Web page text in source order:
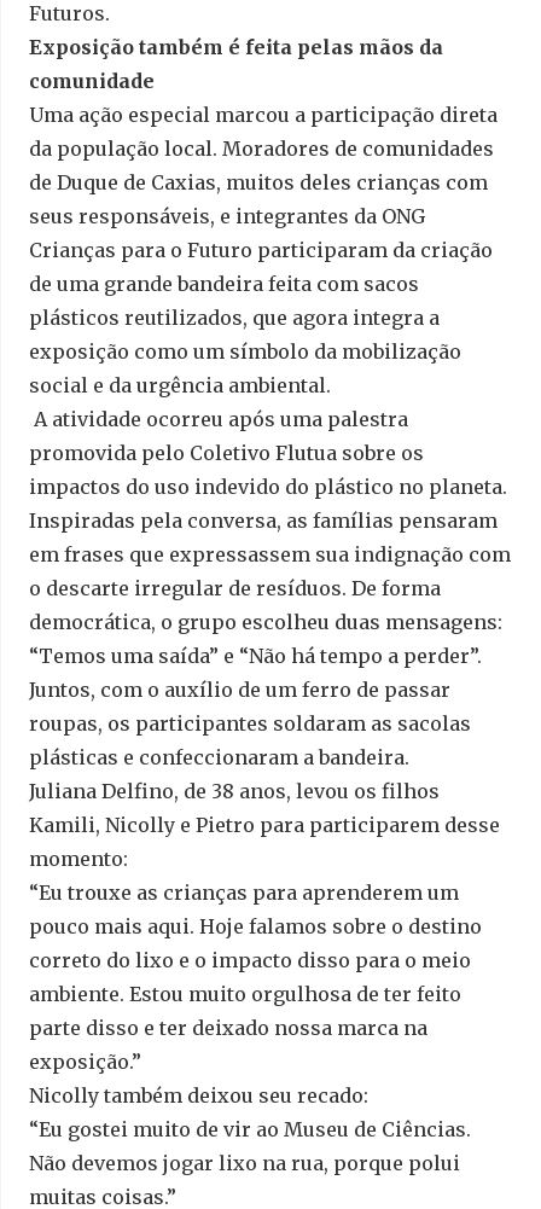
Futuros.
Exposição também é feita pelas mãos da
comunidade
Uma ação especial marcou a participação direta
da população local. Moradores de comunidades
de Duque de Caxias, muitos deles crianças com
seus responsáveis, e integrantes da ONG
Crianças para o Futuro participaram da criação
de uma grande bandeira feita com sacos
plásticos reutilizados, que agora integra a
exposição como um símbolo da mobilização
social e da urgência ambiental.
A atividade ocorreu após uma palestra
promovida pelo Coletivo Flutua sobre os
impactos do uso indevido do plástico no planeta.
Inspiradas pela conversa, as famílias pensaram
em frases que expressassem sua indignação com
o descarte irregular de resíduos. De forma
democrática, o grupo escolheu duas mensagens:
“Temos uma saída” e “Não há tempo a perder”.
Juntos, com o auxílio de um ferro de passar
roupas, os participantes soldaram as sacolas
plásticas e confeccionaram a bandeira.
Juliana Delfino, de 38 anos, levou os filhos
Kamili, Nicolly e Pietro para participarem desse
momento:
“Eu trouxe as crianças para aprenderem um
pouco mais aqui. Hoje falamos sobre o destino
correto do lixo e o impacto disso para o meio
ambiente. Estou muito orgulhosa de ter feito
parte disso e ter deixado nossa marca na
exposição.”
Nicolly também deixou seu recado:
“Eu gostei muito de vir ao Museu de Ciências.
Não devemos jogar lixo na rua, porque polui
muitas coisas.”